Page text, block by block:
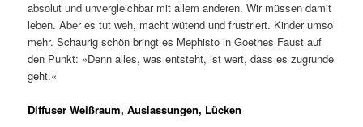
absolut und unvergleichbar mit allem anderen. Wir müssen damit
leben. Aber es tut weh, macht wütend und frustriert. Kinder umso
mehr. Schaurig schön bringt es Mephisto in Goethes Faust auf
den Punkt: »Denn alles, was entsteht, ist wert, dass es zugrunde
geht.«
Diffuser Weißraum, Auslassungen, Lücken